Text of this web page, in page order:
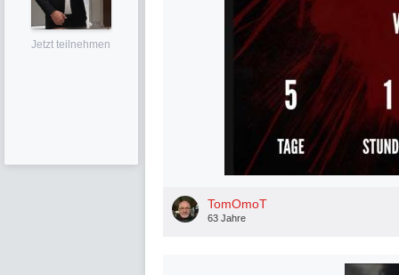
Jetzt teilnehmen
TomOmoT
63 Jahre